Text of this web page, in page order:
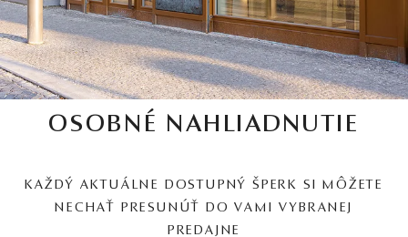
OSOBNÉ NAHLIADNUTIE
KAŽDÝ AKTUÁLNE DOSTUPNÝ ŠPERK SI MÔŽETE
NECHAŤ PRESUNÚŤ DO VAMI VYBRANEJ
PREDAJNE